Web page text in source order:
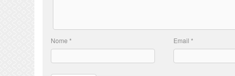
Nome* Email*